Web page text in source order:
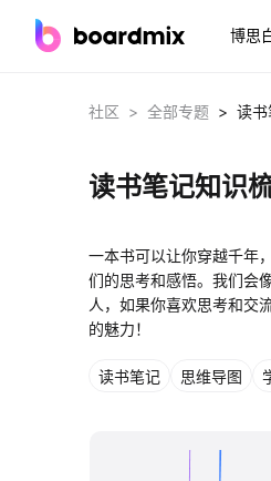
博思
社区 > 全部专题 > 读书
读书笔记知识
一本书可以让你穿越千年
们的思考和感悟。我们会
人，如果你喜欢思考和交
的魅力！
读书笔记 思维导图